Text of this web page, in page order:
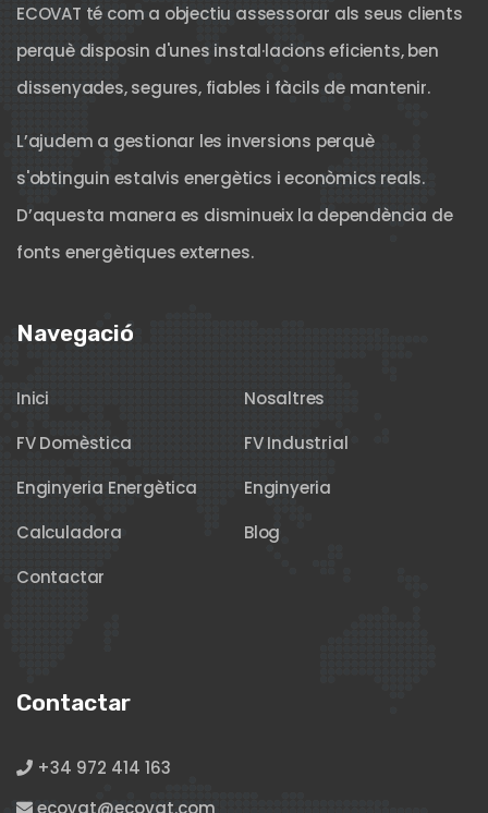
ECOVAT té com a objectiu assessorar als seus clients
perquè disposin d'unes instal·lacions eficients, ben
dissenyades, segures, fiables i fàcils de mantenir.
L’ajudem a gestionar les inversions perquè
s'obtinguin estalvis energètics i econòmics reals.
D’aquesta manera es disminueix la dependència de
fonts energètiques externes.
Navegació
Inici
Nosaltres
FV Domèstica
FV Industrial
Enginyeria Energètica
Enginyeria
Calculadora
Blog
Contactar
Contactar
+34 972 414 163
ecovat@ecovat.com